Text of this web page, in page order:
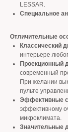
LESSAR.
Специальное
Отличительные
Классический
интерьере
Проекционный
современный
При желании
пульте
Эффективные
эффективному
микроклимата.
Значительные